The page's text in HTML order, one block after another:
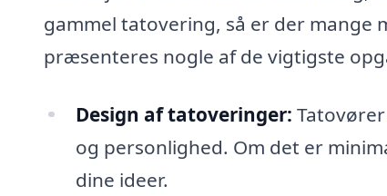
gammel tatovering, så er der mange
præsenteres nogle af de vigtigste
Design af tatoveringer:
og personlighed. Om det er
dine ideer.